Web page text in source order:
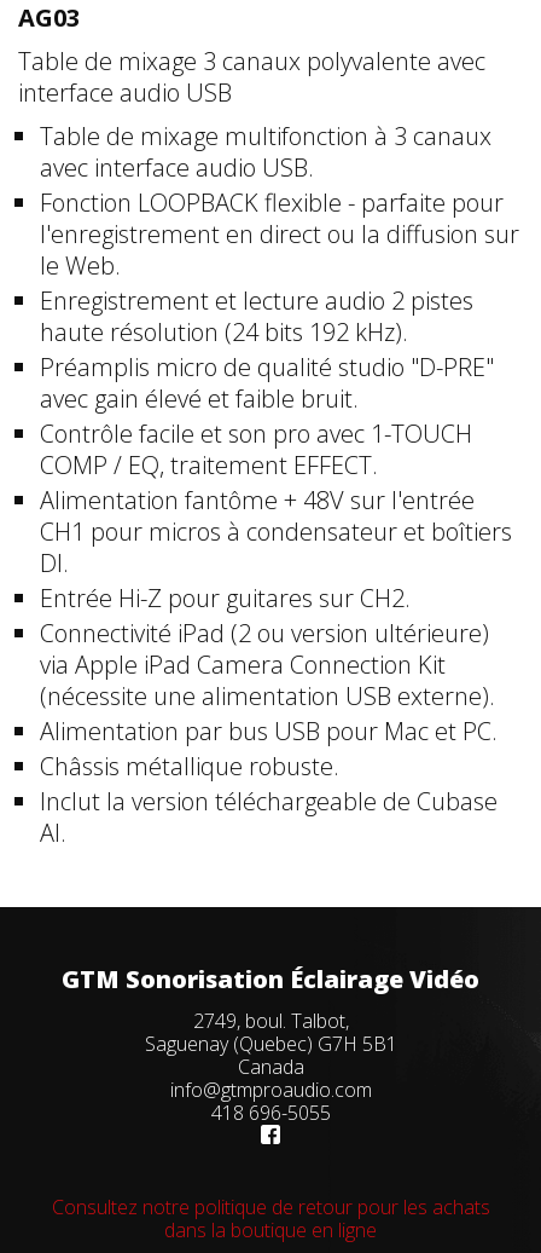
AG03
Table de mixage 3 canaux polyvalente avec
interface audio USB
Table de mixage multifonction à 3 canaux
avec interface audio USB.
Fonction LOOPBACK flexible - parfaite pour
l'enregistrement en direct ou la diffusion sur
le Web.
Enregistrement et lecture audio 2 pistes
haute résolution (24 bits 192 kHz).
Préamplis micro de qualité studio "D-PRE"
avec gain élevé et faible bruit.
Contrôle facile et son pro avec 1-TOUCH
COMP / EQ, traitement EFFECT.
Alimentation fantôme + 48V sur l'entrée
CH1 pour micros à condensateur et boîtiers
Dl.
Entrée Hi-Z pour guitares sur CH2.
Connectivité iPad (2 ou version ultérieure)
via Apple iPad Camera Connection Kit
(nécessite une alimentation USB externe).
Alimentation par bus USB pour Mac et PC.
Châssis métallique robuste.
Inclut la version téléchargeable de Cubase
AI.
GTM Sonorisation Éclairage Vidéo
2749, boul. Talbot,
Saguenay (Quebec) G7H 5B1
Canada
info@gtmproaudio.com
418 696-5055
Consultez notre politique de retour pour les achats
dans la boutique en ligne